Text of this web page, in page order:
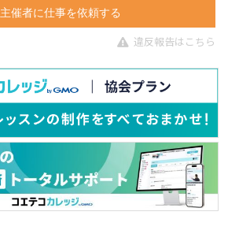
主催者に仕事を依頼する
違反報告はこちら